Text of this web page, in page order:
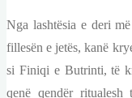
Nga lashtësia e deri
fillesën e jetës, kanë
si Finiqi e Butrinti, të
qenë qendër